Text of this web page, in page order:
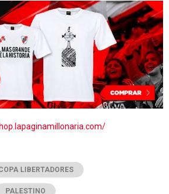
LIBERTADORES
PALESTINO